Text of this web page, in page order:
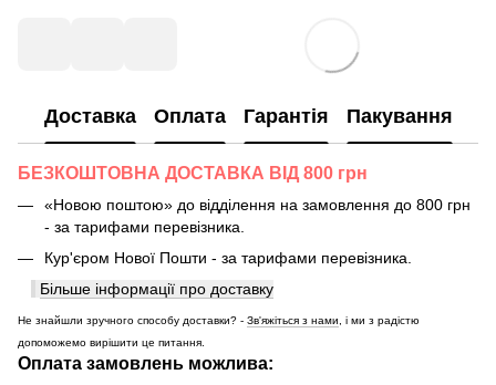
Доставка Оплата Гарантія Пакування
БЕЗКОШТОВНА ДОСТАВКА ВІД 800 грн
«Новою поштою» до відділення на замовлення до 800 грн
- за тарифами перевізника.
Кур'єром Нової Пошти - за тарифами перевізника.
Більше інформації про доставку
Не знайшли зручного способу доставки? - Зв'яжіться з нами, і ми з радістю
допоможемо вирішити це питання.
Оплата замовлень можлива: